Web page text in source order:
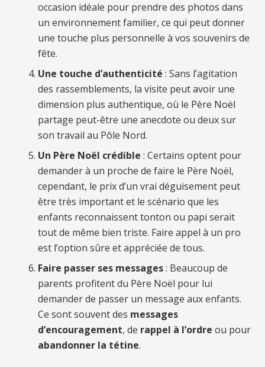
occasion idéale pour prendre des photos dans
un environnement familier, ce qui peut donner
une touche plus personnelle à vos souvenirs de
fête.
Une touche d’authenticité : Sans l’agitation
des rassemblements, la visite peut avoir une
dimension plus authentique, où le Père Noël
partage peut-être une anecdote ou deux sur
son travail au Pôle Nord.
Un Père Noël crédible : Certains optent pour
demander à un proche de faire le Père Noël,
cependant, le prix d’un vrai déguisement peut
être très important et le scénario que les
enfants reconnaissent tonton ou papi serait
tout de même bien triste. Faire appel à un pro
est l’option sûre et appréciée de tous.
Faire passer ses messages: Beaucoup de
parents profitent du Père Noël pour lui
demander de passer un message aux enfants.
Ce sont souvent des messages
d’encouragement, de rappel à l’ordre ou pour
abandonner la tétine.